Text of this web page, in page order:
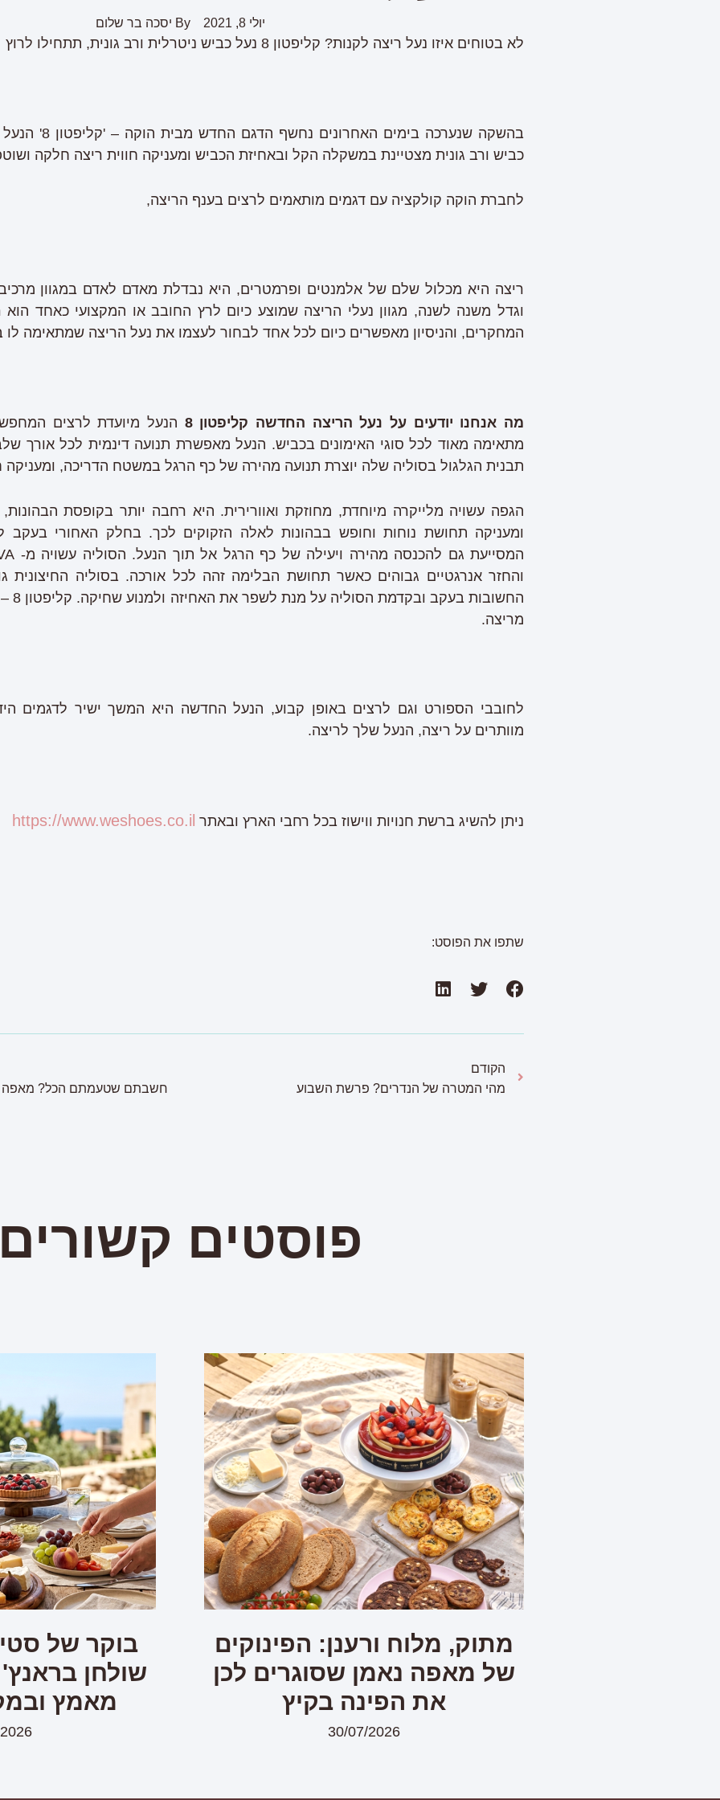
יולי 8, 2021 By יסכה בר שלום
לא בטוחים איזו נעל ריצה לקנות? קליפטון 8 נעל כביש ניטרלית ורב גונית, תתחילו לרוץ
בהשקה שנערכה
כביש ורב גונית מצטיינת במשקלה הקל ובאחיזת הכביש ומעניקה חווית ריצה חלקה
לחברת הוקה קולקציה עם דגמים מותאמים לרצים בענף הריצה,
ריצה היא מכלול שלם של אלמנטים ופרמטרים, היא נבדלת מאדם לאדם במגוון
וגדל משנה לשנה, מגוון נעלי הריצה שמוצע כיום לרץ החובב או המקצועי כאחד
המחקרים, והניסיון מאפשרים כיום לכל אחד לבחור לעצמו את נעל הריצה שמתאימה לו
מה אנחנו יודעים על נעל הריצה החדשה קליפטון 8
הנעל מיועדת לרצים
מתאימה מאוד לכל סוגי האימונים בכביש. הנעל מאפשרת תנועה דינמית לכל אורך
תבנית הגלגול בסוליה שלה יוצרת תנועה מהירה של כף הרגל במשטח הדריכה, ומעניקה
הגפה עשויה מלייקרה מיוחדת, מחוזקת ואוורירית. היא רחבה יותר בקופסת
ומעניקה תחושת נוחות וחופש בבהונות לאלה הזקוקים לכך. בחלק האחורי בעקב
והחזר אנרגטיים גבוהים כאשר תחושת הבלימה זהה לכל אורכה. בסוליה החיצונית
מריצה.
לחובבי הספורט וגם לרצים באופן קבוע, הנעל החדשה היא המשך ישיר לדגמים
מוותרים על ריצה, הנעל שלך לריצה.
ניתן להשיג ברשת חנויות ווישוז בכל רחבי הארץ ובאתר https://www.weshoes.co.il
שתפו את הפוסט:
הקודם
מהי המטרה של הנדרים? פרשת השבוע חשבתם שטעמתם הכל? מאפה
פוסטים
מתוק, מלוח ורענן: הפינוקים
של מאפה נאמן שסוגרים לכן
את הפינה בקיץ
30/07/2026
בוקר של
שולחן בראנץ'
מאמץ